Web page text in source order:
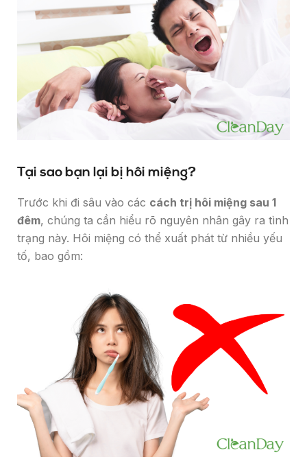
Tại sao bạn lại bị hôi miệng?
Trước khi đi sâu vào các cách trị hôi miệng sau 1
đêm, chúng ta cần hiểu rõ nguyên nhân gây ra tình
trạng này. Hôi miệng có thể xuất phát từ nhiều yếu
tố, bao gồm: